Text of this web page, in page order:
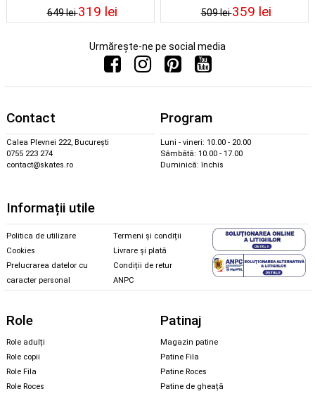
649 lei319 lei 509 lei359 lei
Urmărește-ne pe social media
Contact
Calea Plevnei 222, București
0755 223 274
contact@skates.ro
Program
Luni - vineri: 10.00 - 20.00
Sâmbătă: 10.00 - 17.00
Duminică: închis
Informații utile
Politica de utilizare
Cookies
Prelucrarea datelor cu
caracter personal
Termeni și condiții
Livrare și plată
Condiții de retur
ANPC
Role
Role adulți
Role copii
Role Fila
Role Roces
Patinaj
Magazin patine
Patine Fila
Patine Roces
Patine de gheață